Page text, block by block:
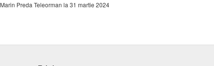
Marin Preda Teleorman la 31 martie 2024